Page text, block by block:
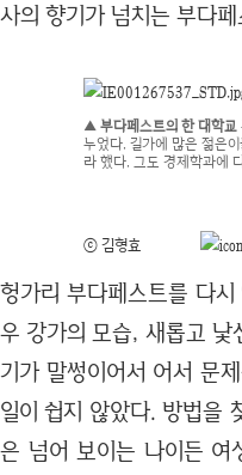
사의 향기가 넘치는 부다
▲ 부다페스트의 한 대학교
누었다. 길가에 많은 젊은
라 했다. 그도 경제학과에
ⓒ 김형효
헝가리 부다페스트를 다
우 강가의 모습, 새롭고 낯
기가 말썽이어서 어서 문
일이 쉽지 않았다. 방법을
은 넘어 보이는 나이든 여